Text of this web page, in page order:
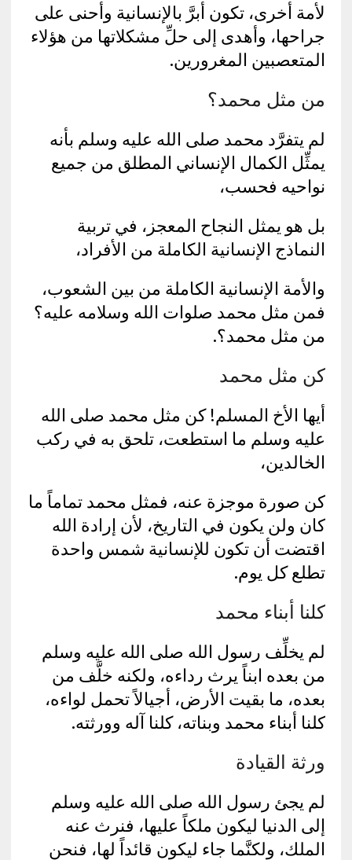
لأمة أخرى، تكون أبرَّ بالإنسانية وأحنى على
جراحها، وأهدى إلى حلِّ مشكلاتها من هؤلاء
المتعصبين المغرورين.
من مثل محمد؟
لم يتفرَّد محمد صلى الله عليه وسلم بأنه
يمثِّل الكمال الإنساني المطلق من جميع
نواحيه فحسب،
بل هو يمثل النجاح المعجز، في تربية
النماذج الإنسانية الكاملة من الأفراد،
والأمة الإنسانية الكاملة من بين الشعوب،
فمن مثل محمد صلوات الله وسلامه عليه؟
من مثل محمد؟.
كن مثل محمد
أيها الأخ المسلم! كن مثل محمد صلى الله
عليه وسلم ما استطعت، تلحق به في ركب
الخالدين،
كن صورة موجزة عنه، فمثل محمد تماماً ما
كان ولن يكون في التاريخ، لأن إرادة الله
اقتضت أن تكون للإنسانية شمس واحدة
تطلع كل يوم.
كلنا أبناء محمد
لم يخلِّف رسول الله صلى الله عليه وسلم
من بعده ابناً يرث رداءه، ولكنه خلَّف من
بعده، ما بقيت الأرض، أجيالاً تحمل لواءه،
كلنا أبناء محمد وبناته، كلنا آله وورثته.
ورثة القيادة
لم يجئ رسول الله صلى الله عليه وسلم
إلى الدنيا ليكون ملكاً عليها، فنرث عنه
الملك، ولكنَّما جاء ليكون قائداً لها، فنحن